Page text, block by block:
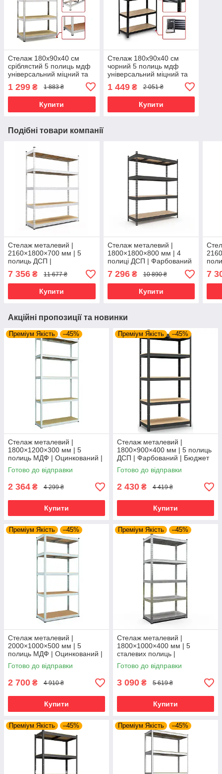
Стелаж 180х90х40 см
сріблястий 5 полиць мдф
універсальний міцний та
оцинкований з металу не
псує підлогу
1 299 ₴ 1 883 ₴
Купити
Стелаж 180х90х40 см
чорний 5 полиць мдф
універсальний міцний та
оцинкований з металу не
псує підлогу
1 449₴ 2 051 ₴
Купити
Подібні товари компанії
Стелаж металевий |
2160×1800×700 мм | 5
полиць ДСП |
Оцинкований | Титан ОД |
250 кг/полицю |
посилений для важких
7 356 ₴ 11 677 ₴
Купити
Стелаж металевий |
1800×1800×800 мм | 4
полиці ДСП | Фарбований
| Титан КД | 250 кг/полицю
| посилений для важких
вантажів і
7 296₴ 10 890 ₴
Купити
250
7
Акційні пропозиції та новинки
Преміум Якість –45%
Стелаж металевий |
1800×1200×300 мм | 5
полиць МДФ | Оцинкований |
Бюджет ОМ | 150 кг/полицю |
збірний для гаража, складу
та
Готово до відправки
2 364 ₴ 4 299 ₴
Купити
Преміум Якість –45%
Стелаж металевий |
1800×900×400 мм | 5 полиць
ДСП | Фарбований | Бюджет
КД | 175 кг/полицю | збірний
для гаража, складу та
Готово до відправки
2 430 ₴ 4 419 ₴
Купити
Преміум Якість –45%
Стелаж металевий |
2000×1000×500 мм | 5
полиць МДФ | Оцинкований |
Бюджет ОМ | 150 кг/полицю |
збірний для гаража, складу
та
Готово до відправки
2 700 ₴ 4 910 ₴
Купити
Преміум Якість –45%
Стелаж металевий |
1800×1000×400 мм | 5
сталевих полиць |
Оцинкований | Бюджет ОС |
150 кг/полицю | збірний для
гаража, складу та
Готово до відправки
3 090 ₴ 5 619 ₴
Купити
Преміум Якість –45% Преміум Якість –45%